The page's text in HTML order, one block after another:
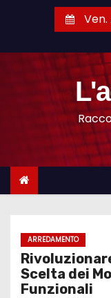
o
ARREDAMENTO
Scelta dei
Funzionali